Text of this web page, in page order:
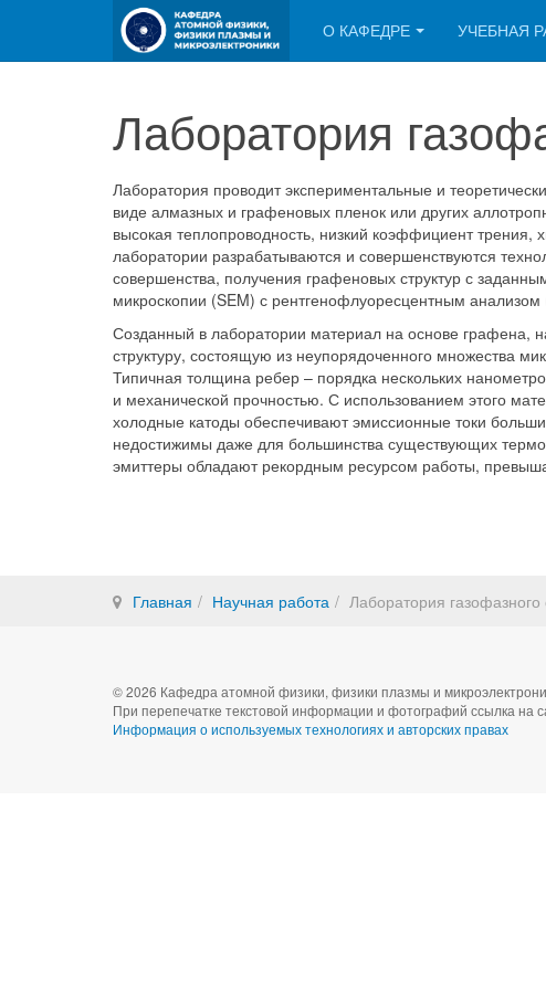
О КАФЕДРЕ УЧЕБНАЯ
Лаборатория
Лаборатория проводит экспериментальные и
виде алмазных и графеновых пленок или других
высокая теплопроводность, низкий коэффициент
лаборатории разрабатываются и совершенствуются
совершенства, получения графеновых структур с
микроскопии (SEM) с рентгенофлуоресцентным
Созданный в лаборатории материал на основе графена,
структуру, состоящую из неупорядоченного множества
Типичная толщина ребер – порядка нескольких
и механической прочностью. С использованием этого
холодные катоды обеспечивают эмиссионные токи
недостижимы даже для большинства существующих
эмиттеры обладают рекордным ресурсом работы,
Главная Научная работа Лаборатория
© 2026 Кафедра атомной физики, физики плазмы и
При перепечатке текстовой информации и фотографий ссылка на
Информация о используемых технологиях и авторских правах